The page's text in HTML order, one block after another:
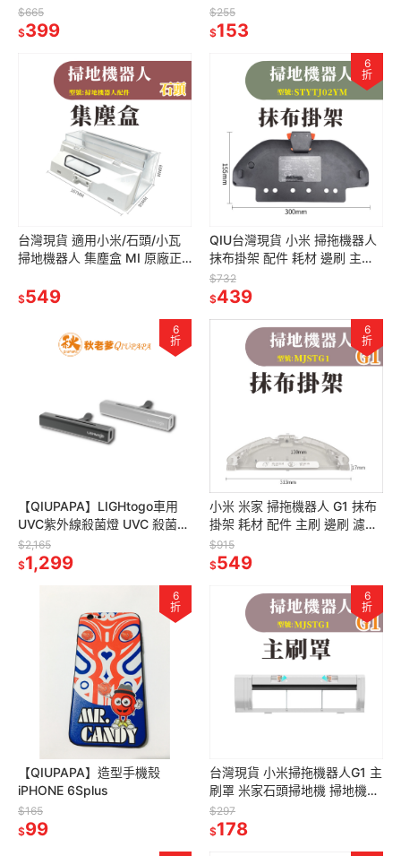
工作燈 消毒燈 滅菌燈 殺菌燈
紫外線燈 紫外線殺菌燈
$665
$399
納 收納座 壁掛架 壁掛 架子
$255
$153
台灣現貨 適用小米/石頭/小瓦
掃地機器人 集塵盒 MI 原廠正
可拆式 可拆
$549
6
折
QIU台灣現貨 小米 掃拖機器人
抹布掛架 配件 耗材 邊刷 主刷
抹布 水洗 濾網 主刷罩 虛擬牆
$732
$439
6
折
【QIUPAPA】LIGHtogo車用
UVC紫外線殺菌燈 UVC 殺菌燈
消毒燈 紫外線 uv燈 無臭氧 紫
消燈 滅菌燈
$2,165
$1,299
6
折
小米 米家 掃拖機器人 G1 抹布
掛架 耗材 配件 主刷 邊刷 濾網
拖布無框濾網
$915
$549
6
折
【QIUPAPA】造型手機殼
iPHONE 6Splus
$165
$99
6
折
台灣現貨 小米掃拖機器人G1 主
刷罩 米家石頭掃地機 掃地機器
人 副廠 配件 耗材 MJSTG1
$297
$178